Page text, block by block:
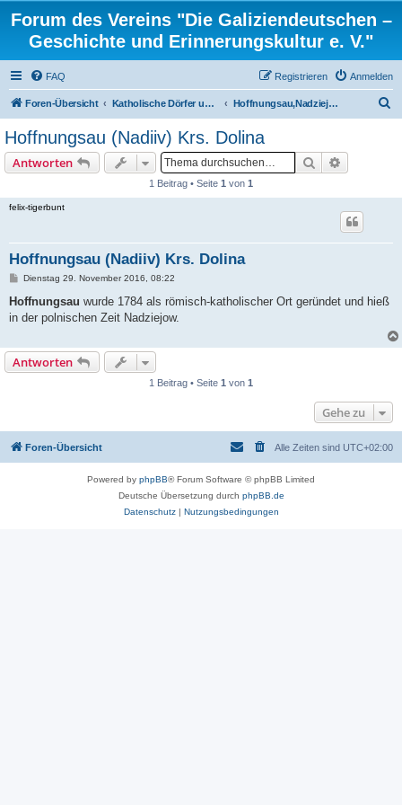
Forum des Vereins "Die Galiziendeutschen –
Geschichte und Erinnerungskultur e. V."
FAQ Anmelden
Registrieren
Foren-Übersicht Katholische Dörfer und ortsbezogene Familienforschung Hoffnungsau,Nadziejow (Nadiiv) Krs. Dolina
Hoffnungsau (Nadiiv) Krs. Dolina
Antworten Suche
1 Beitrag • Seite 1 von 1
felix-tigerbunt
Hoffnungsau (Nadiiv) Krs. Dolina
B
i
r
Dienstag 29. November 2016, 08:22
Hoffnungsau wurde 1784 als römisch-katholischer Ort geründet und hieß
in der polnischen Zeit Nadziejow.
Antworten
1 Beitrag • Seite 1 von 1
Gehe zu
Foren-Übersicht Alle Zeiten sind UTC+02:00
Powered by phpBB® Forum Software © phpBB Limited
Deutsche Übersetzung durch phpBB.de
Datenschutz| Nutzungsbedingungen